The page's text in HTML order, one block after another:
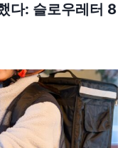
다: 슬로우레터 8